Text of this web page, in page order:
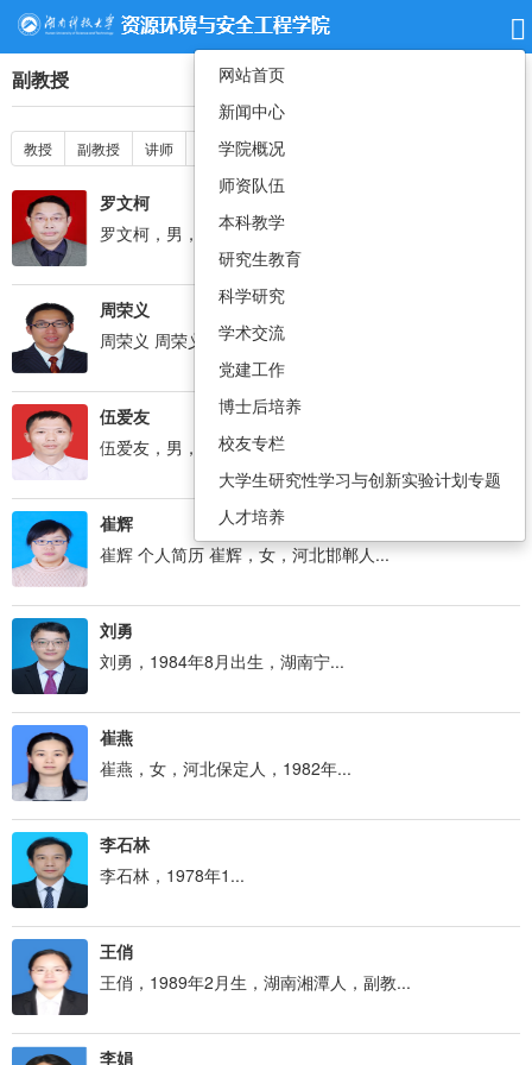
网站首页
新闻中心
学院概况
师资队伍
本科教学
研究生教育
科学研究
学术交流
党建工作
博士后培养
校友专栏
大学生研究性学习与创新实验计划专题
人才培养
副教授
教授 副教授 讲师 实验员
罗文柯
罗文柯，男，湖南邵阳人，1963年9月出...
周荣义
周荣义 周荣义，男，1973....
伍爱友
伍爱友，男，湖南新化人，1975年7月出...
崔辉
崔辉 个人简历 崔辉，女，河北邯郸人...
刘勇
刘勇，1984年8月出生，湖南宁...
崔燕
崔燕，女，河北保定人，1982年...
李石林
李石林，1978年1...
王俏
王俏，1989年2月生，湖南湘潭人，副教...
李娟